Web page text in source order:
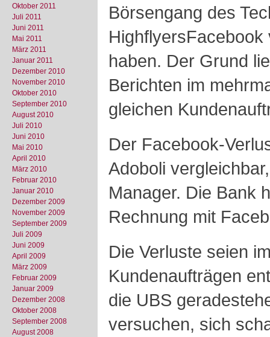
Oktober 2011
Juli 2011
Juni 2011
Mai 2011
März 2011
Januar 2011
Dezember 2010
November 2010
Oktober 2010
September 2010
August 2010
Juli 2010
Juni 2010
Mai 2010
April 2010
März 2010
Februar 2010
Januar 2010
Dezember 2009
November 2009
September 2009
Juli 2009
Juni 2009
April 2009
März 2009
Februar 2009
Januar 2009
Dezember 2008
Oktober 2008
September 2008
August 2008
Börsengang des
haben. Der Grund
Berichten im
gleichen
Der Facebook-
Adoboli
Manager. Die Bank
Rechnung mit
Die Verluste seien
Kundenaufträgen
die UBS
versuchen, sich